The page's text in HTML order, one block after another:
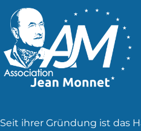
Seit ihrer Gründung ist das